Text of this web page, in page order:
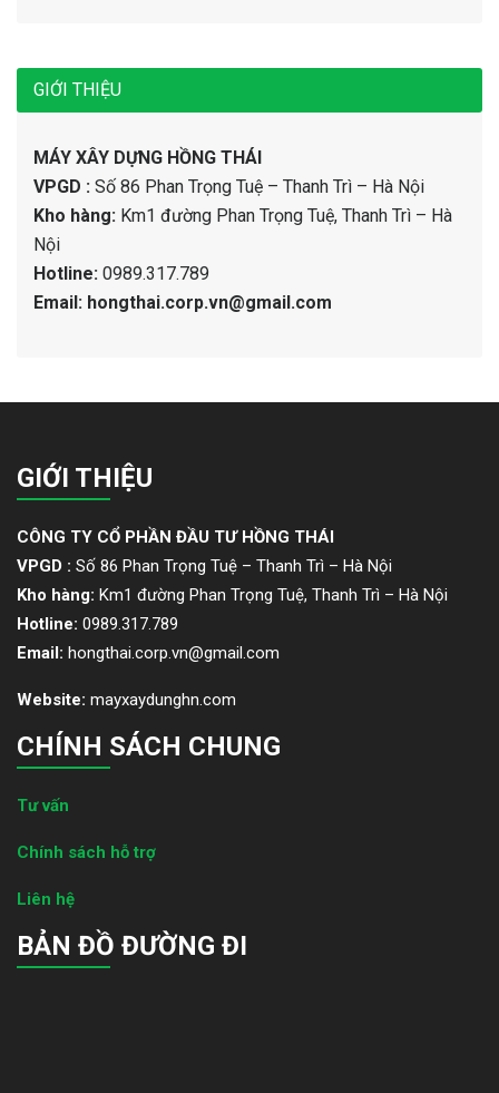
GIỚI THIỆU
MÁY XÂY DỰNG HỒNG THÁI
VPGD : Số 86 Phan Trọng Tuệ – Thanh Trì – Hà Nội
Kho hàng: Km1 đường Phan Trọng Tuệ, Thanh Trì – Hà
Nội
Hotline: 0989.317.789
Email: hongthai.corp.vn@gmail.com
GIỚI THIỆU
CÔNG TY CỔ PHẦN ĐẦU TƯ HỒNG THÁI
VPGD : Số 86 Phan Trọng Tuệ – Thanh Trì – Hà Nội
Kho hàng: Km1 đường Phan Trọng Tuệ, Thanh Trì – Hà Nội
Hotline: 0989.317.789
Email: hongthai.corp.vn@gmail.com
Website: mayxaydunghn.com
CHÍNH SÁCH CHUNG
Tư vấn
Chính sách hỗ trợ
Liên hệ
BẢN ĐỒ ĐƯỜNG ĐI